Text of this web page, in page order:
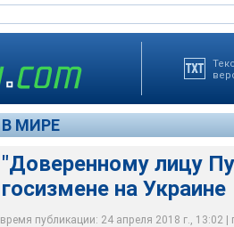
В МИРЕ
"Доверенному лицу
госизмене на Украине
время публикации: 24 апреля 2018 г., 13:02
СМИ выяснили, что речь идет о
общественного движения
Задержание проводилось в
(КПВВ) "Чонгар" в Херсонской